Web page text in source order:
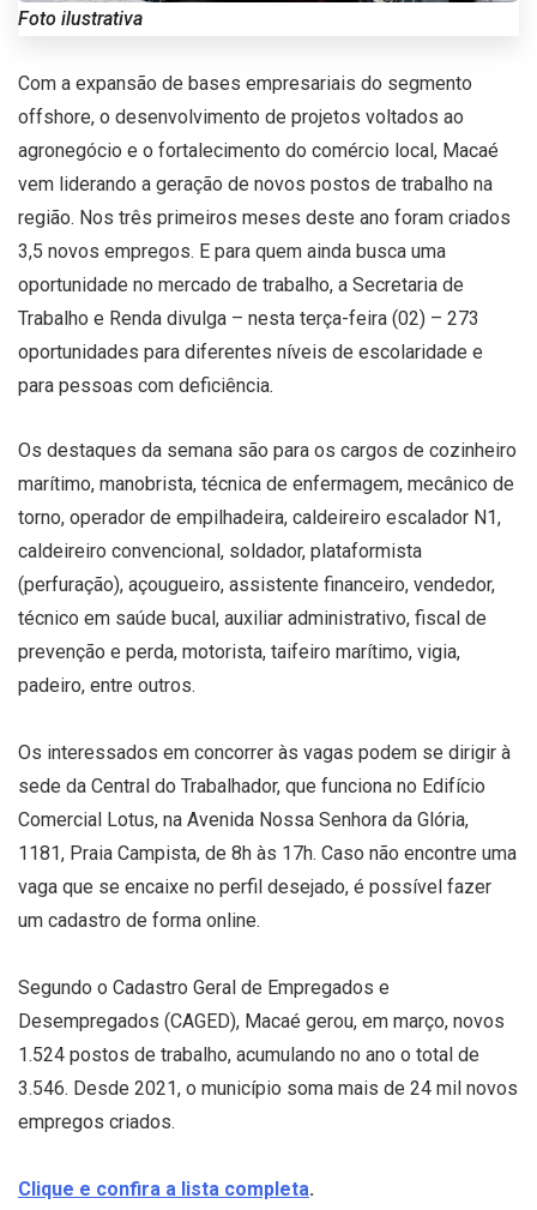
Foto ilustrativa
Com a expansão de bases empresariais do segmento
offshore, o desenvolvimento de projetos voltados ao
agronegócio e o fortalecimento do comércio local, Macaé
vem liderando a geração de novos postos de trabalho na
região. Nos três primeiros meses deste ano foram criados
3,5 novos empregos. E para quem ainda busca uma
oportunidade no mercado de trabalho, a Secretaria de
Trabalho e Renda divulga – nesta terça-feira (02) – 273
oportunidades para diferentes níveis de escolaridade e
para pessoas com deficiência.
Os destaques da semana são para os cargos de cozinheiro
marítimo, manobrista, técnica de enfermagem, mecânico de
torno, operador de empilhadeira, caldeireiro escalador N1,
caldeireiro convencional, soldador, plataformista
(perfuração), açougueiro, assistente financeiro, vendedor,
técnico em saúde bucal, auxiliar administrativo, fiscal de
prevenção e perda, motorista, taifeiro marítimo, vigia,
padeiro, entre outros.
Os interessados em concorrer às vagas podem se dirigir à
sede da Central do Trabalhador, que funciona no Edifício
Comercial Lotus, na Avenida Nossa Senhora da Glória,
1181, Praia Campista, de 8h às 17h. Caso não encontre uma
vaga que se encaixe no perfil desejado, é possível fazer
um cadastro de forma online.
Segundo o Cadastro Geral de Empregados e
Desempregados (CAGED), Macaé gerou, em março, novos
1.524 postos de trabalho, acumulando no ano o total de
3.546. Desde 2021, o município soma mais de 24 mil novos
empregos criados.
Clique e confira a lista completa.